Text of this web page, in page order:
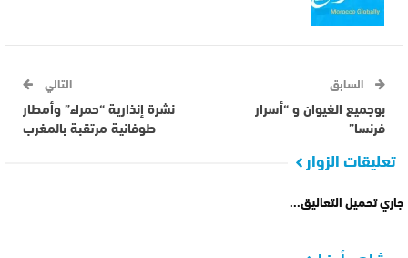
السابق
بوجميع الغيوان و “أسرار
فرنسا”
التالي
نشرة إنذارية “حمراء” وأمطار
طوفانية مرتقبة بالمغرب
تعليقات الزوار
جاري تحميل التعاليق...